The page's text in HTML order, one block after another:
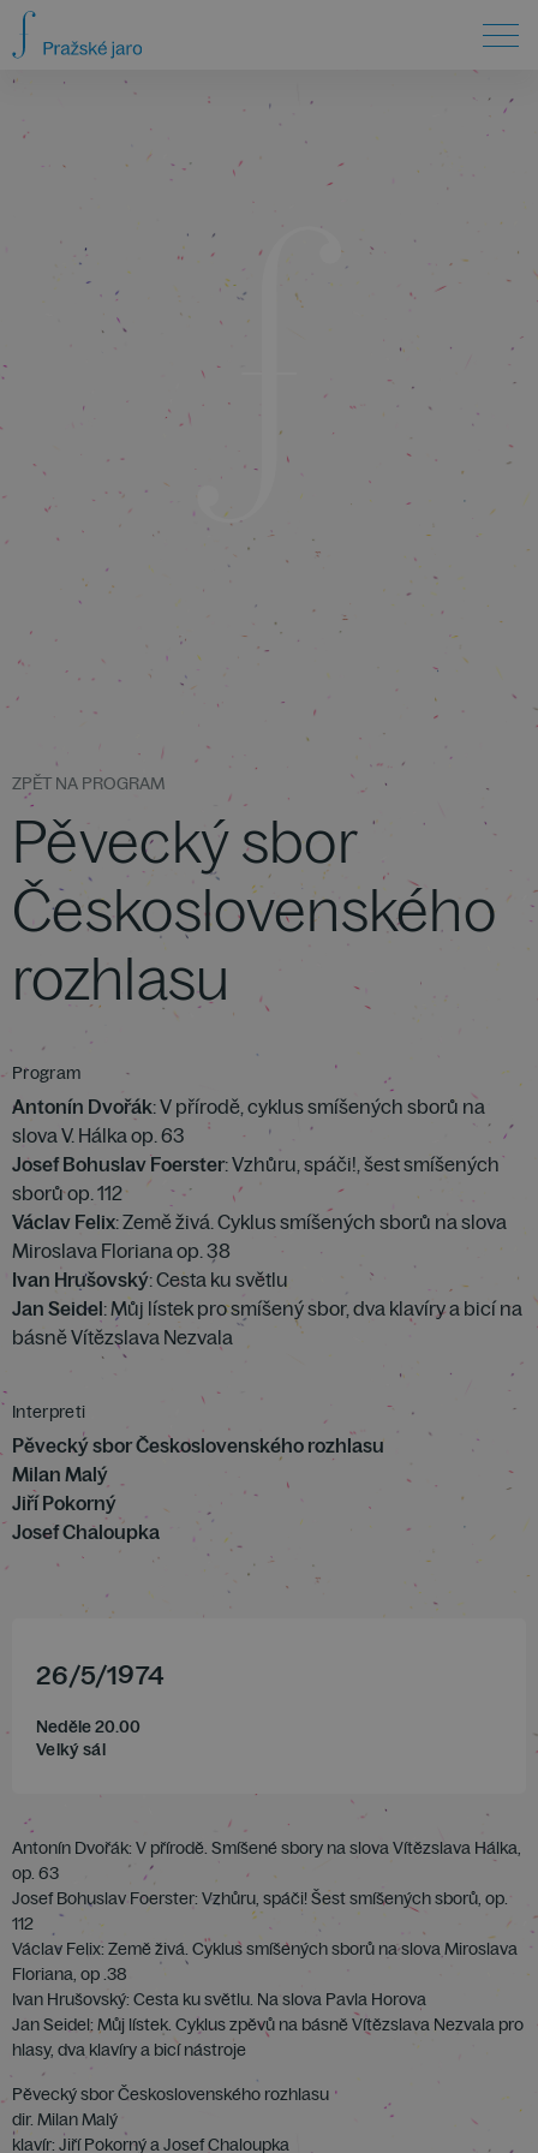
ZPĚT NA PROGRAM
Pěvecký sbor
Československého
rozhlasu
Program
Antonín Dvořák: V přírodě, cyklus smíšených sborů na
slova V. Hálka op. 63
Josef Bohuslav Foerster: Vzhůru, spáči!, šest smíšených
sborů op. 112
Václav Felix: Země živá. Cyklus smíšených sborů na slova
Miroslava Floriana op. 38
Ivan Hrušovský: Cesta ku světlu
Jan Seidel: Můj lístek pro smíšený sbor, dva klavíry a bicí na
básně Vítězslava Nezvala
Interpreti
Pěvecký sbor Československého rozhlasu
Milan Malý
Jiří Pokorný
Josef Chaloupka
26/5/1974
Neděle 20.00
Velký sál
Antonín Dvořák: V přírodě. Smíšené sbory na slova Vítězslava Hálka,
op. 63
Josef Bohuslav Foerster: Vzhůru, spáči! Šest smíšených sborů, op.
112
Václav Felix: Země živá. Cyklus smíšených sborů na slova Miroslava
Floriana, op .38
Ivan Hrušovský: Cesta ku světlu. Na slova Pavla Horova
Jan Seidel: Můj lístek. Cyklus zpěvů na básně Vítězslava Nezvala pro
hlasy, dva klavíry a bicí nástroje
Pěvecký sbor Československého rozhlasu
dir. Milan Malý
klavír: Jiří Pokorný a Josef Chaloupka